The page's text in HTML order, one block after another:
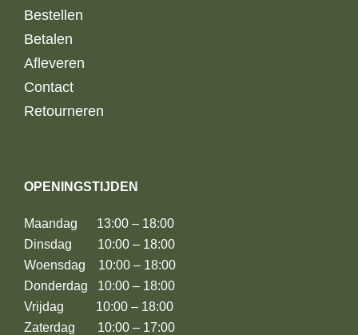
Bestellen
Betalen
Afleveren
Contact
Retourneren
OPENINGSTIJDEN
Maandag 13:00 – 18:00
Dinsdag 10:00 – 18:00
Woensdag 10:00 – 18:00
Donderdag 10:00 – 18:00
Vrijdag 10:00 – 18:00
Zaterdag 10:00 – 17:00